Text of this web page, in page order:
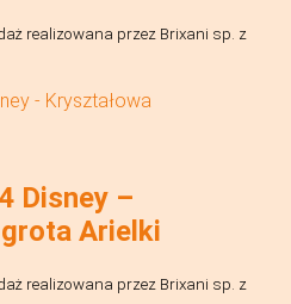
realizowana przez Brixani sp. z
Disney –
Arielki
realizowana przez Brixani sp. z